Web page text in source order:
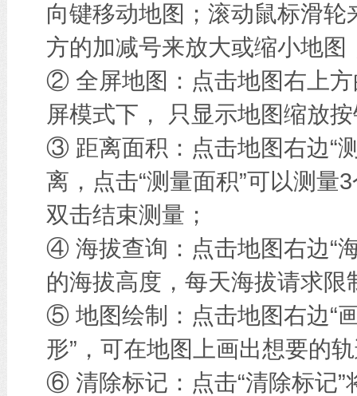
向键移动地图；滚动鼠标滑
方的加减号来放大或缩小地图
② 全屏地图：点击地图右上方
屏模式下， 只显示地图缩放
③ 距离面积：点击地图右边“
离，点击“测量面积”可以测量
双击结束测量；
④ 海拔查询：点击地图右边“
的海拔高度，每天海拔请求
⑤ 地图绘制：点击地图右边“画
形”，可在地图上画出想要的
⑥ 清除标记：点击“清除标记